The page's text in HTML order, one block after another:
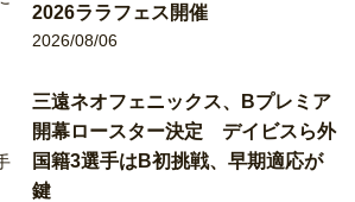
2026ララフェス開催
2026/08/06
三遠ネオフェニックス、Bプレミア
開幕ロースター決定 デイビスら外
国籍3選手はB初挑戦、早期適応が
鍵